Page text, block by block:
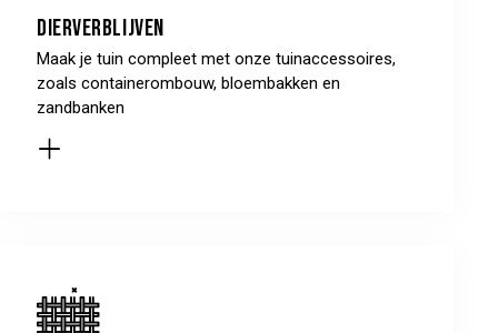
Dierverblijven
Maak je tuin compleet met onze tuinaccessoires,
zoals containerombouw, bloembakken en
zandbanken